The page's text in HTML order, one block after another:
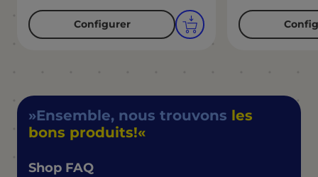
Configurer
Ensemble, nous trouvons les
bons produits!
Shop FAQ